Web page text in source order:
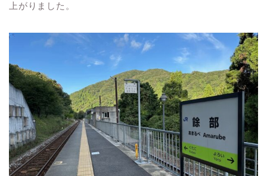
上がりました。